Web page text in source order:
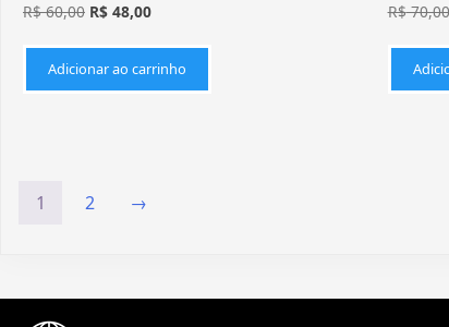
R$60,00 R$ 48,00
Adicionar ao carrinho
R$70,00
1 2 →